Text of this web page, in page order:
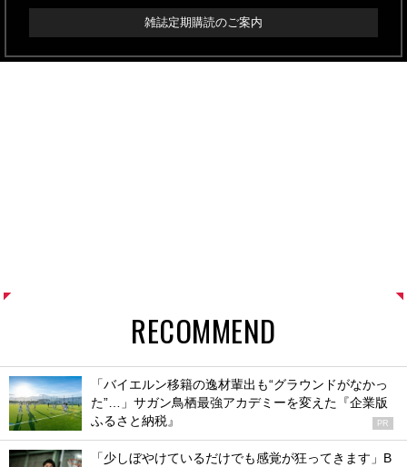
雑誌定期購読のご案内
RECOMMEND
「バイエルン移籍の逸材輩出も“グラウンドがなかっ
た”…」サガン鳥栖最強アカデミーを変えた『企業版
ふるさと納税』
PR
「少しぼやけているだけでも感覚が狂ってきます」B